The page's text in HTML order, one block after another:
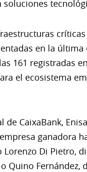
en la última
161 registradas
el ecosistema
CaixaBank,
ganadora
Di Pietro,
Quino Fernández,